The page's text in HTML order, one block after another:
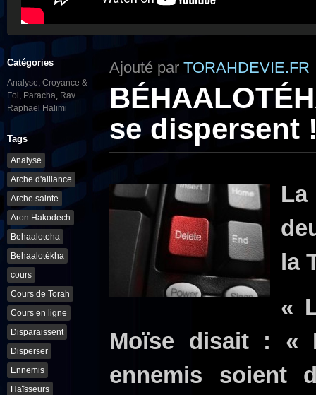
Catégories
Analyse, Croyance &
Foi, Paracha, Rav
Raphaël Halimi
Tags
Analyse
Arche d'alliance
Arche sainte
Aron Hakodech
Behaaloteha
Behaalotékha
cours
Cours de Torah
Cours en ligne
Disparaissent
Disperser
Ennemis
Haïsseurs
Ajouté par TORAHDEVIE.FR
se dispersent
La
la
«
Moïse disait : «
ennemis soient